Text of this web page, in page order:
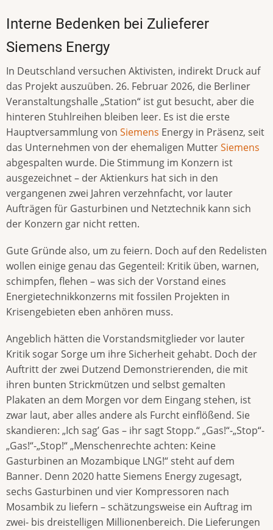
Interne Bedenken bei Zulieferer
Siemens Energy
In Deutschland versuchen Aktivisten, indirekt Druck auf
das Projekt auszuüben. 26. Februar 2026, die Berliner
Veranstaltungshalle „Station“ ist gut besucht, aber die
hinteren Stuhlreihen bleiben leer. Es ist die erste
Hauptversammlung von Siemens Energy in Präsenz, seit
das Unternehmen von der ehemaligen MutterSiemens
abgespalten wurde. Die Stimmung im Konzern ist
ausgezeichnet – der Aktienkurs hat sich in den
vergangenen zwei Jahren verzehnfacht, vor lauter
Aufträgen für Gasturbinen und Netztechnik kann sich
der Konzern gar nicht retten.
Gute Gründe also, um zu feiern. Doch auf den Redelisten
wollen einige genau das Gegenteil: Kritik üben, warnen,
schimpfen, flehen – was sich der Vorstand eines
Energietechnikkonzerns mit fossilen Projekten in
Krisengebieten eben anhören muss.
Angeblich hätten die Vorstandsmitglieder vor lauter
Kritik sogar Sorge um ihre Sicherheit gehabt. Doch der
Auftritt der zwei Dutzend Demonstrierenden, die mit
ihren bunten Strickmützen und selbst gemalten
Plakaten an dem Morgen vor dem Eingang stehen, ist
zwar laut, aber alles andere als Furcht einflößend. Sie
skandieren: „Ich sag’ Gas – ihr sagt Stopp.“ „Gas!“-„Stop“-
„Gas!“-„Stop!“ „Menschenrechte achten: Keine
Gasturbinen an Mozambique LNG!“ steht auf dem
Banner. Denn 2020 hatte Siemens Energy zugesagt,
sechs Gasturbinen und vier Kompressoren nach
Mosambik zu liefern – schätzungsweise ein Auftrag im
zwei- bis dreistelligen Millionenbereich. Die Lieferungen